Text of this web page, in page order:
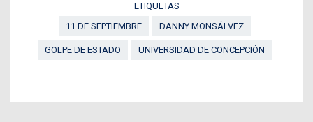
ETIQUETAS
11 DE SEPTIEMBRE
DANNY MONSÁLVEZ
GOLPE DE ESTADO UNIVERSIDAD DE CONCEPCIÓN